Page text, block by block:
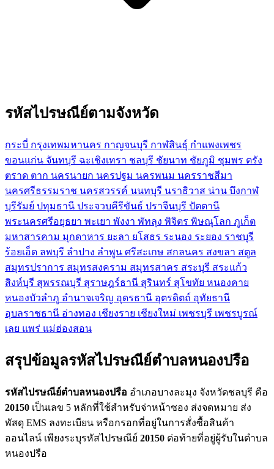
รหัสไปรษณีย์ตามจังหวัด
กระบี่ กรุงเทพมหานคร กาญจนบุรี กาฬสินธุ์ กำแพงเพชร
ขอนแก่น จันทบุรี ฉะเชิงเทรา ชลบุรี ชัยนาท ชัยภูมิ ชุมพร ตรัง
ตราด ตาก นครนายก นครปฐม นครพนม นครราชสีมา
นครศรีธรรมราช นครสวรรค์ นนทบุรี นราธิวาส น่าน บึงกาฬ
บุรีรัมย์ ปทุมธานี ประจวบคีรีขันธ์ ปราจีนบุรี ปัตตานี
พระนครศรีอยุธยา พะเยา พังงา พัทลุง พิจิตร พิษณุโลก ภูเก็ต
มหาสารคาม มุกดาหาร ยะลา ยโสธร ระนอง ระยอง ราชบุรี
ร้อยเอ็ด ลพบุรี ลำปาง ลำพูน ศรีสะเกษ สกลนคร สงขลา สตูล
สมุทรปราการ สมุทรสงคราม สมุทรสาคร สระบุรี สระแก้ว
สิงห์บุรี สุพรรณบุรี สุราษฎร์ธานี สุรินทร์ สุโขทัย หนองคาย
หนองบัวลำภู อำนาจเจริญ อุดรธานี อุตรดิตถ์ อุทัยธานี
อุบลราชธานี อ่างทอง เชียงราย เชียงใหม่ เพชรบุรี เพชรบูรณ์
เลย แพร่ แม่ฮ่องสอน
สรุปข้อมูลรหัสไปรษณีย์ตำบลหนองปรือ
รหัสไปรษณีย์ตำบลหนองปรือ อำเภอบางละมุง จังหวัดชลบุรี คือ
20150 เป็นเลข 5 หลักที่ใช้สำหรับจ่าหน้าซอง ส่งจดหมาย ส่ง
พัสดุ EMS ลงทะเบียน หรือกรอกที่อยู่ในการสั่งซื้อสินค้า
ออนไลน์ เพียงระบุรหัสไปรษณีย์ 20150 ต่อท้ายที่อยู่ผู้รับในตำบล
หนองปรือ